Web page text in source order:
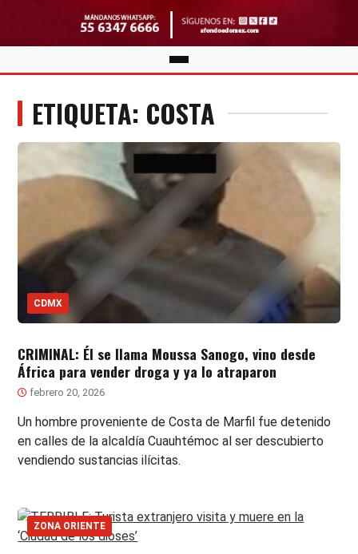
ETIQUETA: COSTA
CDMX
CRIMINAL: Él se llama Moussa Sanogo, vino desde
África para vender droga y ya lo atraparon
febrero 20, 2026
Un hombre proveniente de Costa de Marfil fue detenido
en calles de la alcaldía Cuauhtémoc al ser descubierto
vendiendo sustancias ilícitas.
ZONA ORIENTE